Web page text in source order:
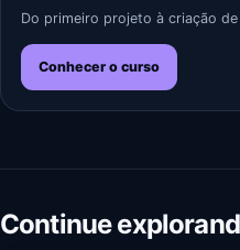
Do primeiro projeto à criação
Conhecer o curso
Continue